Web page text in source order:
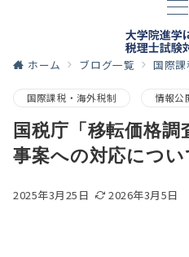
ホーム ブログ一覧 国際
国際課税・海外税制 情報公
国税庁「移転価格
事案への対応につい
2025年3月25日 2026年3月5日